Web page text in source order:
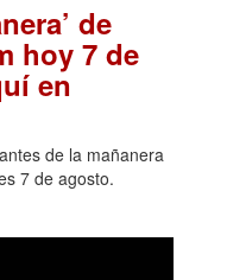
de
hoy 7 de
en
de la mañanera
7 de agosto.